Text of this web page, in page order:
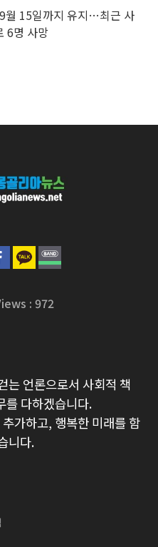
월 15일까지 유지…최근 사
6명 사망
: 972
는 언론으로서 사회적 책
를 다하겠습니다.
가하고, 행복한 미래를 함
니다.